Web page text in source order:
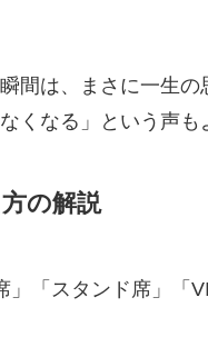
間は、まさに一生
くなる」という声も
の解説
「スタンド席」「